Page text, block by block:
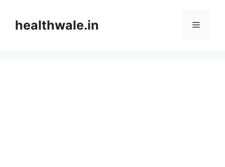
contenthealthwale.in Menu